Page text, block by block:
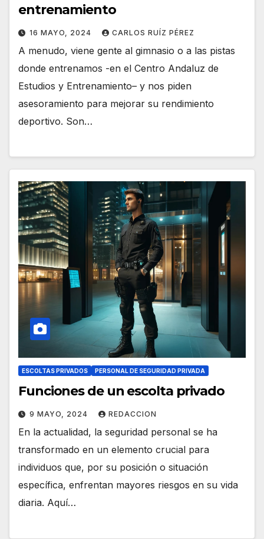
entrenamiento
16 MAYO, 2024 CARLOS RUÍZ PÉREZ
A menudo, viene gente al gimnasio o a las pistas
donde entrenamos -en el Centro Andaluz de
Estudios y Entrenamiento– y nos piden
asesoramiento para mejorar su rendimiento
deportivo. Son…
ESCOLTAS PRIVADOS PERSONAL DE SEGURIDAD PRIVADA
Funciones de un escolta privado
9 MAYO, 2024 REDACCION
En la actualidad, la seguridad personal se ha
transformado en un elemento crucial para
individuos que, por su posición o situación
específica, enfrentan mayores riesgos en su vida
diaria. Aquí…